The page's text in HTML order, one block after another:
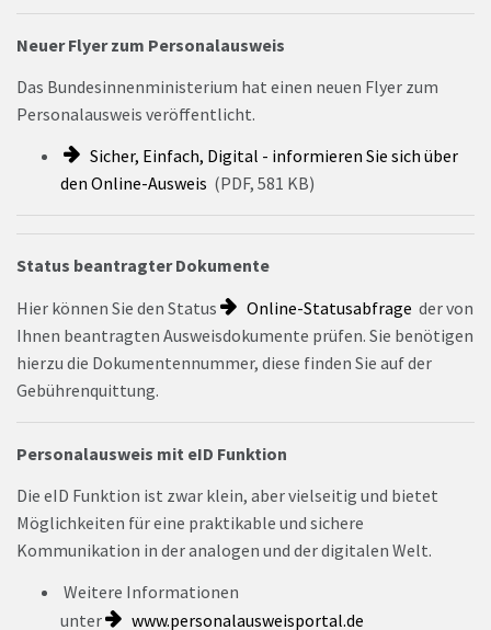
Neuer Flyer zum Personalausweis
Das Bundesinnenministerium hat einen neuen Flyer zum
Personalausweis veröffentlicht.
Sicher, Einfach, Digital - informieren Sie sich über
den Online-Ausweis (PDF, 581 KB)
Status beantragter Dokumente
Hier können Sie den Status
Online-Statusabfrage der von
Ihnen beantragten Ausweisdokumente prüfen. Sie benötigen
hierzu die Dokumentennummer, diese finden Sie auf der
Gebührenquittung.
Personalausweis mit eID Funktion
Die eID Funktion ist zwar klein, aber vielseitig und bietet
Möglichkeiten für eine praktikable und sichere
Kommunikation in der analogen und der digitalen Welt.
Weitere Informationen
unter
www.personalausweisportal.de